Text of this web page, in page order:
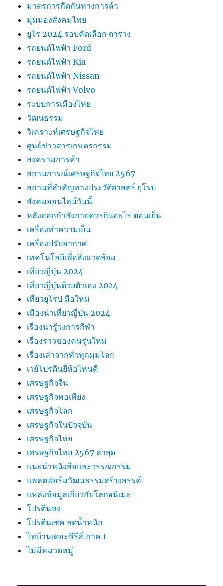
มาตรการกีดกันทางการค้า
มุมมองสังคมไทย
ยูโร 2024 รอบคัดเลือก ตาราง
รถยนต์ไฟฟ้า Ford
รถยนต์ไฟฟ้า Kia
รถยนต์ไฟฟ้า Nissan
รถยนต์ไฟฟ้า Volvo
ระบบการเมืองไทย
วัฒนธรรม
วิเคราะห์เศรษฐกิจไทย
ศูนย์ข่าวสารเกษตรกรรม
สงครามการค้า
สถานการณ์เศรษฐกิจไทย 2567
สถานที่สําคัญทางประวัติศาสตร์ ยุโรป
สังคมออนไลน์วันนี้
หลังออกกําลังกายควรกินอะไร ตอนเย็น
เครื่องทำความเย็น
เครื่องปรับอากาศ
เทคโนโลยีเพื่อสิ่งแวดล้อม
เที่ยวญี่ปุ่น 2024
เที่ยวญี่ปุ่นด้วยตัวเอง 2024
เที่ยวยุโรป มือใหม่
เมืองน่าเที่ยวญี่ปุ่น 2024
เรื่องน่ารู้วงการกีฬา
เรื่องราวของคนรุ่นใหม่
เรื่องเล่าจากทั่วทุกมุมโลก
เวย์โปรตีนยี่ห้อไหนดี
เศรษฐกิจจีน
เศรษฐกิจพอเพียง
เศรษฐกิจโลก
เศรษฐกิจในปัจจุบัน
เศรษฐกิจไทย
เศรษฐกิจไทย 2567 ล่าสุด
แนะนำหนังสือและวรรณกรรม
แพลตฟอร์มวัฒนธรรมสร้างสรรค์
แหล่งข้อมูลเกี่ยวกับโลกอนิเมะ
โปรตีนชง
โปรตีนเชค ลดน้ำหนัก
ไทบ้านเดอะซีรีส์ ภาค 1
ไม่มีหมวดหมู่